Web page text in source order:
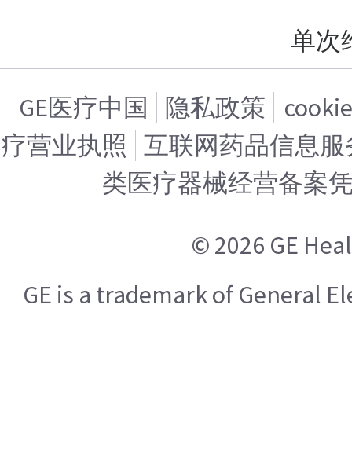
单次
GE医疗中国 隐私政策
疗营业执照 互联网药品信息服
类医疗器械经营备案
© 2026 GE
GE is a trademark of General